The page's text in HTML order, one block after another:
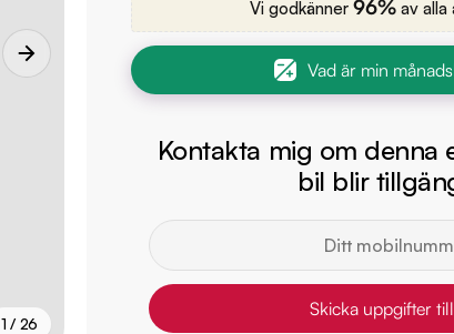
1 / 26
Vi godkänner 96% av alla
Vad är min
Kontakta mig om denna
bil blir
Skicka uppgifter